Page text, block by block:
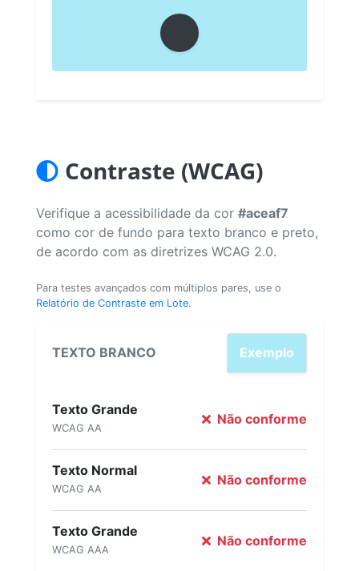
Contraste (WCAG)
Verifique a acessibilidade da cor #aceaf7
como cor de fundo para texto branco e preto,
de acordo com as diretrizes WCAG 2.0.
Para testes avançados com múltiplos pares, use o
Relatório de Contraste em Lote.
TEXTO BRANCO Exemplo
Texto Grande
WCAG AA
Não conforme
Texto Normal
WCAG AA
Não conforme
Texto Grande
WCAG AAA
Não conforme